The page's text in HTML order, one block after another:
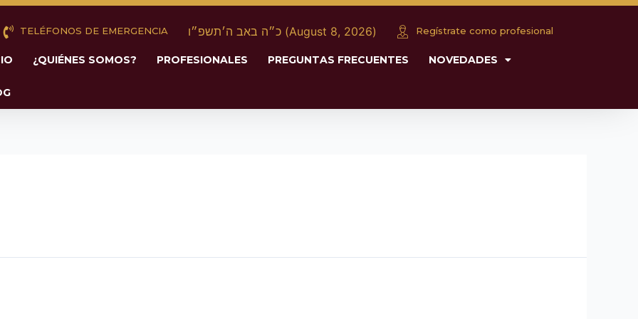
TELÉFONOS DE EMERGENCIA כ״ה באב ה׳תשפ״ו (August 8, 2026) Regístrate como profesional
¿QUIÉNES SOMOS? PROFESIONALES PREGUNTAS FRECUENTES NOVEDADES